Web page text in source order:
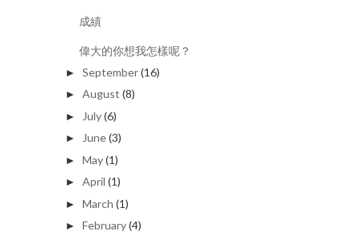
成績
偉大的你想我怎樣呢？
► September(16)
► August (8)
► July(6)
► June(3)
► May(1)
► April (1)
► March (1)
► February(4)